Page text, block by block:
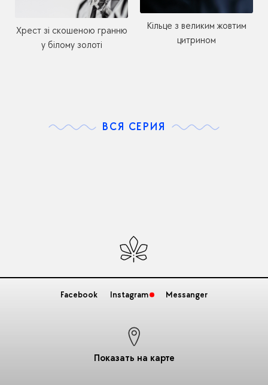
Хрест зі скошеною гранню
у білому золоті
Кільце з великим жовтим
цитрином
ВСЯ СЕРИЯ
Facebook Instagram Messanger
Показать на карте